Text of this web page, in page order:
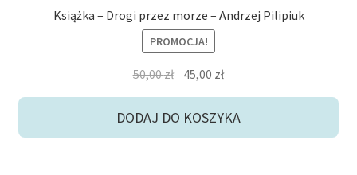
Książka – Drogi przez morze – Andrzej Pilipiuk
PROMOCJA!
50,00zł Pierwotna
cena
wynosiła:
45,00 złAktualna
cena
wynosi:
DODAJ DO KOSZYKA